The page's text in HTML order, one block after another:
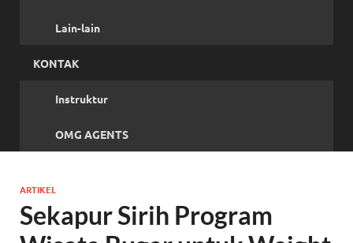
Lain-lain
KONTAK
Instruktur
OMG AGENTS
ARTIKEL
Sekapur Sirih Program